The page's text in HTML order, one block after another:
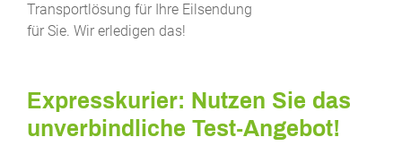
Transportlösung für Ihre Eilsendung
für Sie. Wir erledigen das!
Expresskurier: Nutzen Sie das
unverbindliche Test-Angebot!